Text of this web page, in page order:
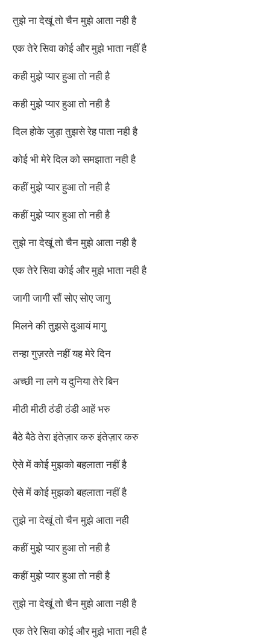
तुझे ना देखूं तो चैन मुझे आता नही है
एक तेरे सिवा कोई और मुझे भाता नहीं है
कही मुझे प्यार हुआ तो नही है
कही मुझे प्यार हुआ तो नही है
दिल होके जुड़ा तुझसे रेह पाता नही है
कोई भी मेरे दिल को समझाता नही है
कहीं मुझे प्यार हुआ तो नही है
कहीं मुझे प्यार हुआ तो नही है
तुझे ना देखूं तो चैन मुझे आता नही है
एक तेरे सिवा कोई और मुझे भाता नही है
जागी जागी सौं सोए सोए जागु
मिलने की तुझसे दुआयं मागु
तन्हा गुज़रते नहीं यह मेरे दिन
अच्छी ना लगे य दुनिया तेरे बिन
मीठी मीठी ठंडी ठंडी आहें भरु
बैठे बैठे तेरा इंतेज़ार करु इंतेज़ार करु
ऐसे में कोई मुझको बहलाता नहीं है
ऐसे में कोई मुझको बहलाता नहीं है
तुझे ना देखूं तो चैन मुझे आता नही
कहीं मुझे प्यार हुआ तो नही है
कहीं मुझे प्यार हुआ तो नही है
तुझे ना देखूं तो चैन मुझे आता नही है
एक तेरे सिवा कोई और मुझे भाता नही है